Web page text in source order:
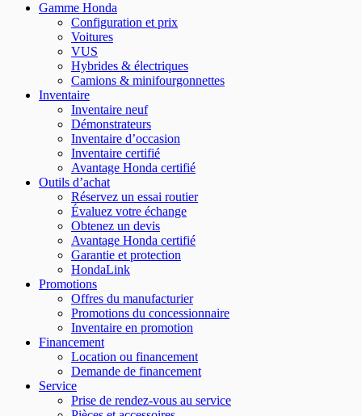
Gamme Honda
Configuration et prix
Voitures
VUS
Hybrides & électriques
Camions & minifourgonnettes
Inventaire
Inventaire neuf
Démonstrateurs
Inventaire d’occasion
Inventaire certifié
Avantage Honda certifié
Outils d’achat
Réservez un essai routier
Évaluez votre échange
Obtenez un devis
Avantage Honda certifié
Garantie et protection
HondaLink
Promotions
Offres du manufacturier
Promotions du concessionnaire
Inventaire en promotion
Financement
Location ou financement
Demande de financement
Service
Prise de rendez-vous au service